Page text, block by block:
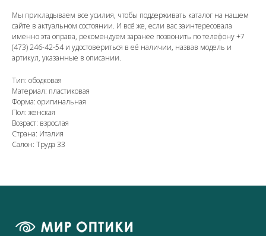
Мы прикладываем все усилия, чтобы поддерживать каталог на нашем
сайте в актуальном состоянии. И всё же, если вас заинтересовала
именно эта оправа, рекомендуем заранее позвонить по телефону+7
(473) 246-42-54и удостовериться в её наличии, назвав модель и
артикул, указанные в описании.
Тип: ободковая
Материал: пластиковая
Форма: оригинальная
Пол: женская
Возраст: взрослая
Страна: Италия
Салон: Труда 33